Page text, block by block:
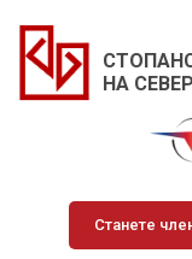
НА
Станете